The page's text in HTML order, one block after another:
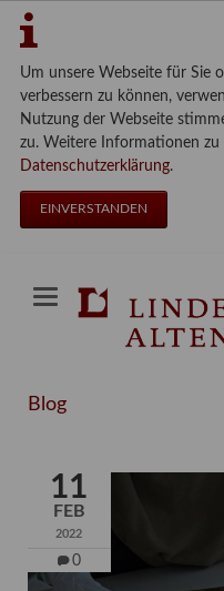
Um unsere Webseite für Sie
verbessern zu können,
Nutzung der Webseite
zu. Weitere Informationen zu
Datenschutzerklärung.
EINVERSTANDEN
Blog
11
FEB
2022
0